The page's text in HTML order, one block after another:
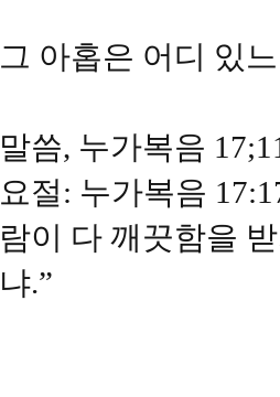
그 아홉은 어디 있
말씀, 누가복음
요절: 누가복음
람이 다 깨끗함을
냐.”